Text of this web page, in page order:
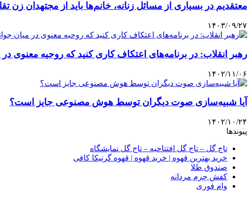
معتقدیم در بسیاری از مسائل زنانه، خانم‌ها باید از مجتهدان زن
۱۴۰۳/۰۹/۲۷
رهبر انقلاب: در برنامه‌های اعتکاف کاری کنید که روحیه معنوی
۱۴۰۲/۱۱/۰۶
آیا شبیه‌سازی صوت دیگران توسط هوش مصنوعی جایز است؟
۱۴۰۲/۱۰/۲۴
پیوندها
تاج گل – تاج گل افتتاحیه – تاج گل نمایشگاه
خرید بهترین قهوه | خرید قهوه | قهوه گرنیکا کافی
صندوق طلا
کفش چرم مردانه
وام فوری